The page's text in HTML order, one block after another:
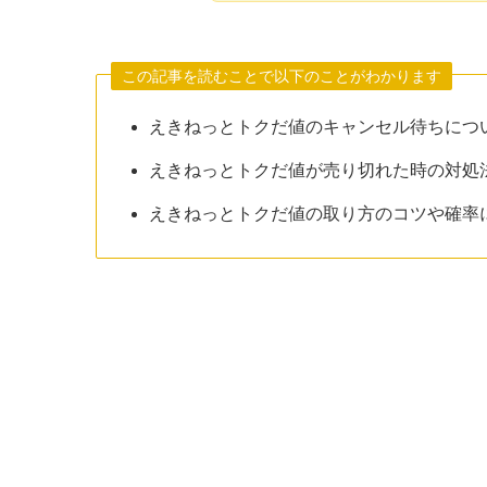
この記事を読むことで以下のことがわかります
えきねっとトクだ値のキャンセル待ちにつ
えきねっとトクだ値が売り切れた時の対処
えきねっとトクだ値の取り方のコツや確率